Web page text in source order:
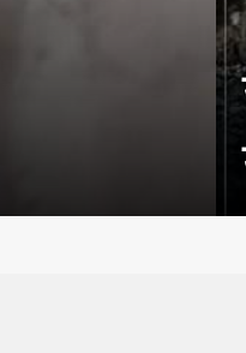
उत्पन्न